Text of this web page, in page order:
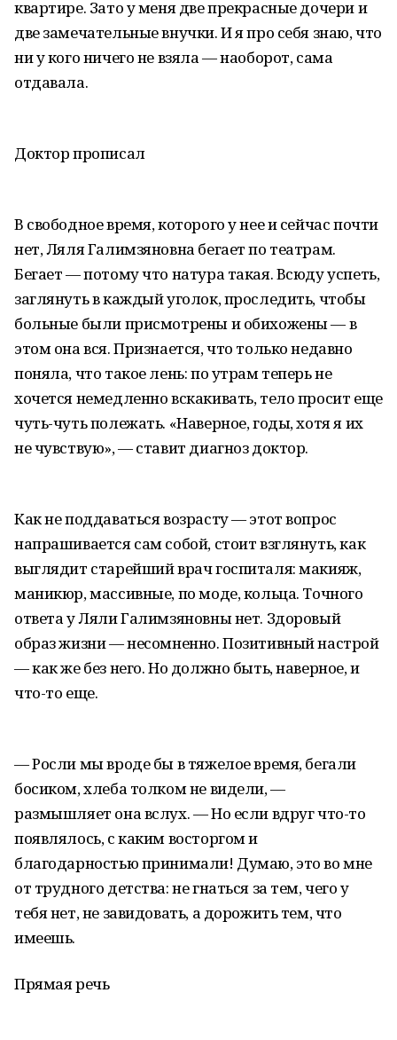
квартире. Зато у меня две прекрасные дочери и
две замечательные внучки. И я про себя знаю, что
ни у кого ничего не взяла — наоборот, сама
отдавала.
Доктор прописал
В свободное время, которого у нее и сейчас почти
нет, Ляля Галимзяновна бегает по театрам.
Бегает — потому что натура такая. Всюду успеть,
заглянуть в каждый уголок, проследить, чтобы
больные были присмотрены и обихожены — в
этом она вся. Признается, что только недавно
поняла, что такое лень: по утрам теперь не
хочется немедленно вскакивать, тело просит еще
чуть-чуть полежать. «Наверное, годы, хотя я их
не чувствую», — ставит диагноз доктор.
Как не поддаваться возрасту — этот вопрос
напрашивается сам собой, стоит взглянуть, как
выглядит старейший врач госпиталя: макияж,
маникюр, массивные, по моде, кольца. Точного
ответа у Ляли Галимзяновны нет. Здоровый
образ жизни — несомненно. Позитивный настрой
— как же без него. Но должно быть, наверное, и
что-то еще.
— Росли мы вроде бы в тяжелое время, бегали
босиком, хлеба толком не видели, —
размышляет она вслух. — Но если вдруг что-то
появлялось, с каким восторгом и
благодарностью принимали! Думаю, это во мне
от трудного детства: не гнаться за тем, чего у
тебя нет, не завидовать, а дорожить тем, что
имеешь.
Прямая речь